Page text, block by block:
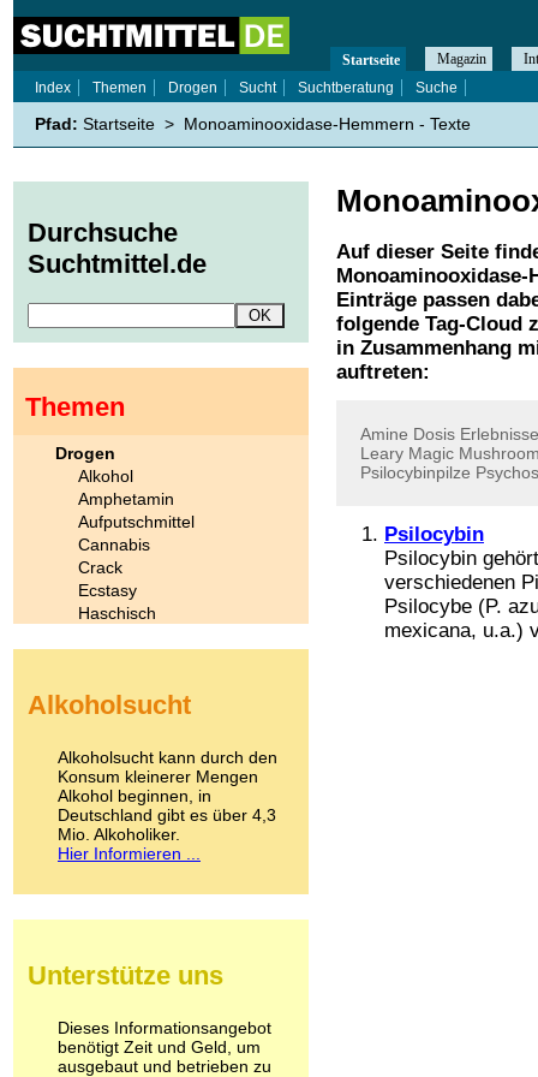
Auf dieser Seite
Monoaminooxidase-
Einträge passen
folgende Tag-Cloud
in Zusammenhang
auftreten:
Amine Dosis
Leary Magic
Psilocybinpilze
Psilocybin
Psilocybin
verschiedenen
Psilocybe (P.
mexicana, u.a.)
Startseite Magazin
Index
Themen Drogen Sucht Suchtberatung Suche
Pfad: Startseite > Monoaminooxidase-Hemmern - Texte
Durchsuche
Suchtmittel.de
Themen
Drogen
Alkohol
Amphetamin
Aufputschmittel
Cannabis
Crack
Ecstasy
Haschisch
Kokain
LSD
Marihuana
Medikamente
Meskalin
Metamphetamin
Methadon
Pilze
Psychopharmaka
Schlafmittel
Schmerzmittel
Alkoholsucht
Alkoholsucht kann durch den
Konsum kleinerer Mengen
Alkohol beginnen, in
Deutschland gibt es über 4,3
Mio. Alkoholiker.
Hier Informieren ...
Unterstütze uns
Dieses Informationsangebot
benötigt Zeit und Geld, um
ausgebaut und betrieben zu